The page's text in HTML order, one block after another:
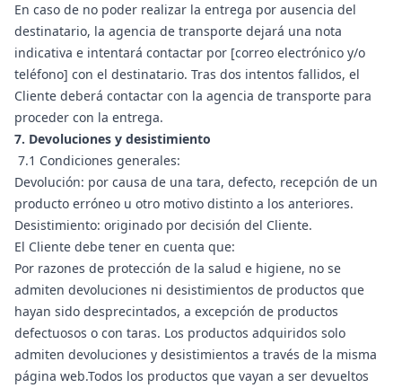
En caso de no poder realizar la entrega por ausencia del
destinatario, la agencia de transporte dejará una nota
indicativa e intentará contactar por [correo electrónico y/o
teléfono] con el destinatario. Tras dos intentos fallidos, el
Cliente deberá contactar con la agencia de transporte para
proceder con la entrega.
7. Devoluciones y desistimiento
7.1 Condiciones generales:
Devolución: por causa de una tara, defecto, recepción de un
producto erróneo u otro motivo distinto a los anteriores.
Desistimiento: originado por decisión del Cliente.
El Cliente debe tener en cuenta que:
Por razones de protección de la salud e higiene, no se
admiten devoluciones ni desistimientos de productos que
hayan sido desprecintados, a excepción de productos
defectuosos o con taras. Los productos adquiridos solo
admiten devoluciones y desistimientos a través de la misma
página web.Todos los productos que vayan a ser devueltos